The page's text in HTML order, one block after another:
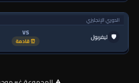
الدوري الإنجليزي
🛡 ليفربول VS
⏰ قادمة